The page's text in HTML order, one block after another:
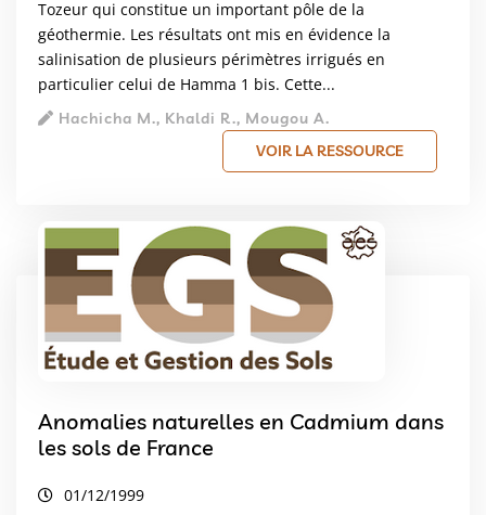
Tozeur qui constitue un important pôle de la
géothermie. Les résultats ont mis en évidence la
salinisation de plusieurs périmètres irrigués en
particulier celui de Hamma 1 bis. Cette...
Hachicha M., Khaldi R., Mougou A.
VOIR LA RESSOURCE
Anomalies naturelles en Cadmium dans
les sols de France
01/12/1999